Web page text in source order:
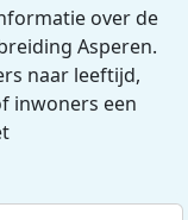
over de
Asperen.
naar leeftijd,
inwoners een